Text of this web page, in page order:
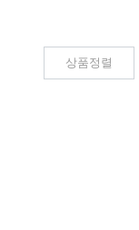
상품정렬